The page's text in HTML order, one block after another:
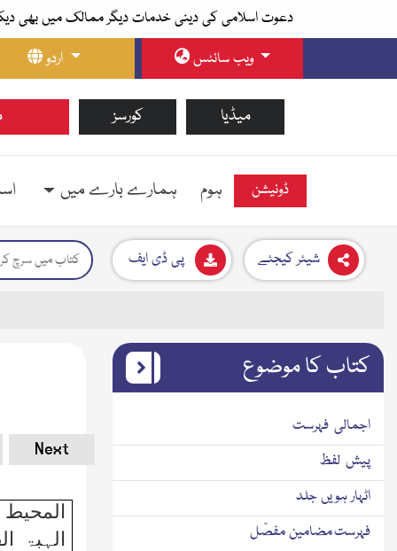
دعوت اسلامی کی دینی خدمات دیگر ممالک میں بھی
اردو
ویب سائٹس
کورسز میڈیا
ہوم ہمارے بارے میں ڈونیشن
پی ڈی ایف شیئر کیجئے
Next
الہبۃ
کتاب کا موضوع
اجمالی فہرست
پیش لفظ
اٹہار ہویں جلد
فہرست مضامین مفصّل